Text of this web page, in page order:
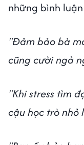
những bình
"Đảm bảo bà
cũng cười ngả
"Khi stress tìm
cậu học trò nhỏ